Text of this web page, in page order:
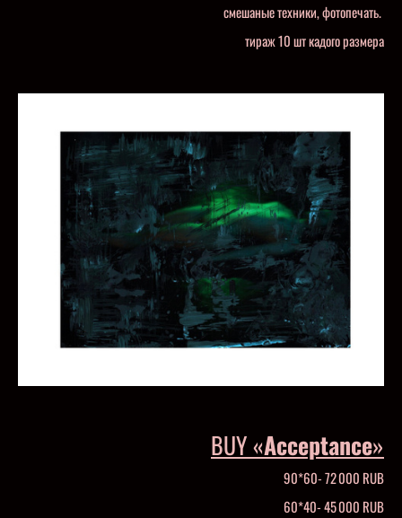
смешаные техники, фотопечать.
тираж 10 шт кадого размера
BUY «Acceptance»
90*60- 72 000 RUB
60*40- 45 000 RUB